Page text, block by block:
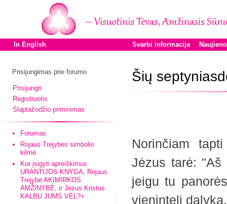
In English Svarbi informacija
Prisijungimas prie forumo
Prisijungti
Registruotis
Slaptažodžio priminimas
Forumas
Rojaus Trejybės simbolio
kilmė
Kur įsigyti apreiškimus
URANTIJOS KNYGA, Rojaus
Trejybė AKIMIRKOS
AMŽINYBĖ, ir Jėzus Kristus
KALBU JUMS VĖL?+
Šių
Norinčiam
Jėzus tarė:
jeigu tu
vienintelį